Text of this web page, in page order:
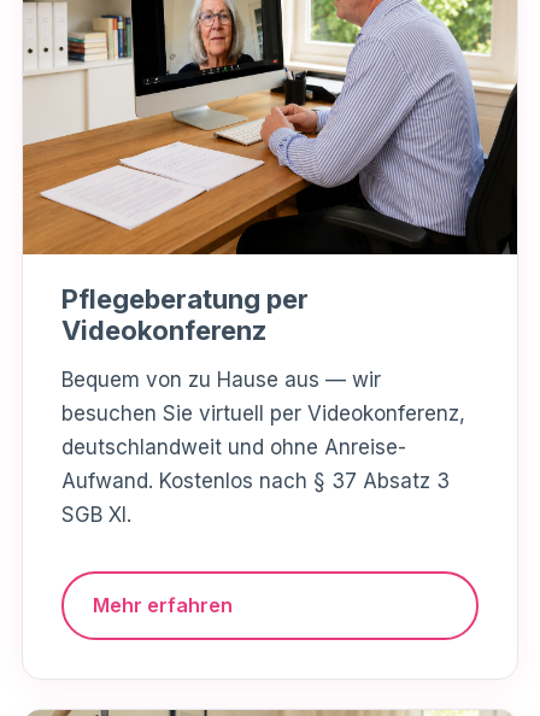
Pflegeberatung per
Videokonferenz
Bequem von zu Hause aus — wir
besuchen Sie virtuell per Videokonferenz,
deutschlandweit und ohne Anreise-
Aufwand. Kostenlos nach § 37 Absatz 3
SGB XI.
Mehr erfahren